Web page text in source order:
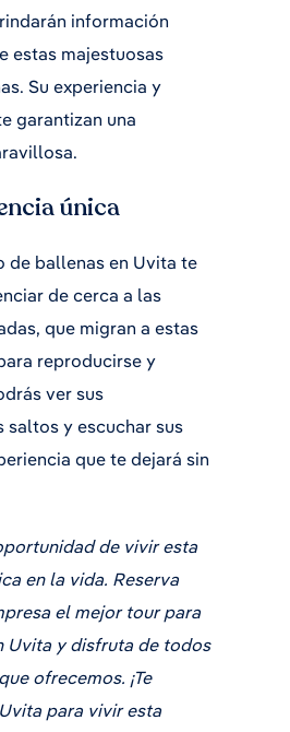
información
estas majestuosas
Su experiencia y
garantizan una
única
de ballenas en Uvita te
de cerca a las
que migran a estas
reproducirse y
ver sus
saltos y escuchar sus
que te dejará sin
de vivir esta
en la vida. Reserva
el mejor tour para
Uvita y disfruta de todos
ofrecemos. ¡Te
para vivir esta